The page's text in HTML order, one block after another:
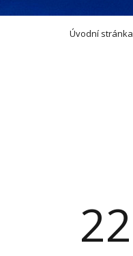
Úvodní stránka
22